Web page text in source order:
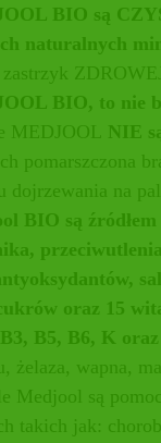
BIO są
naturalnych
BIO, to nie
MEDJOOL
NIE
pomarszczona
dojrzewania na
BIO są
oraz 15
B5, B6, K oraz
żelaza, wapna,
Medjool są
takich jak: